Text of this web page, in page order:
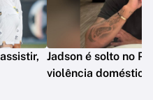
Jadson é solto no
violência doméstica